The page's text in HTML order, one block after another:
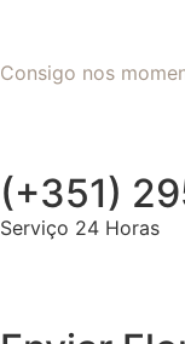
Consigo nos
(+351)
Serviço 24 Horas